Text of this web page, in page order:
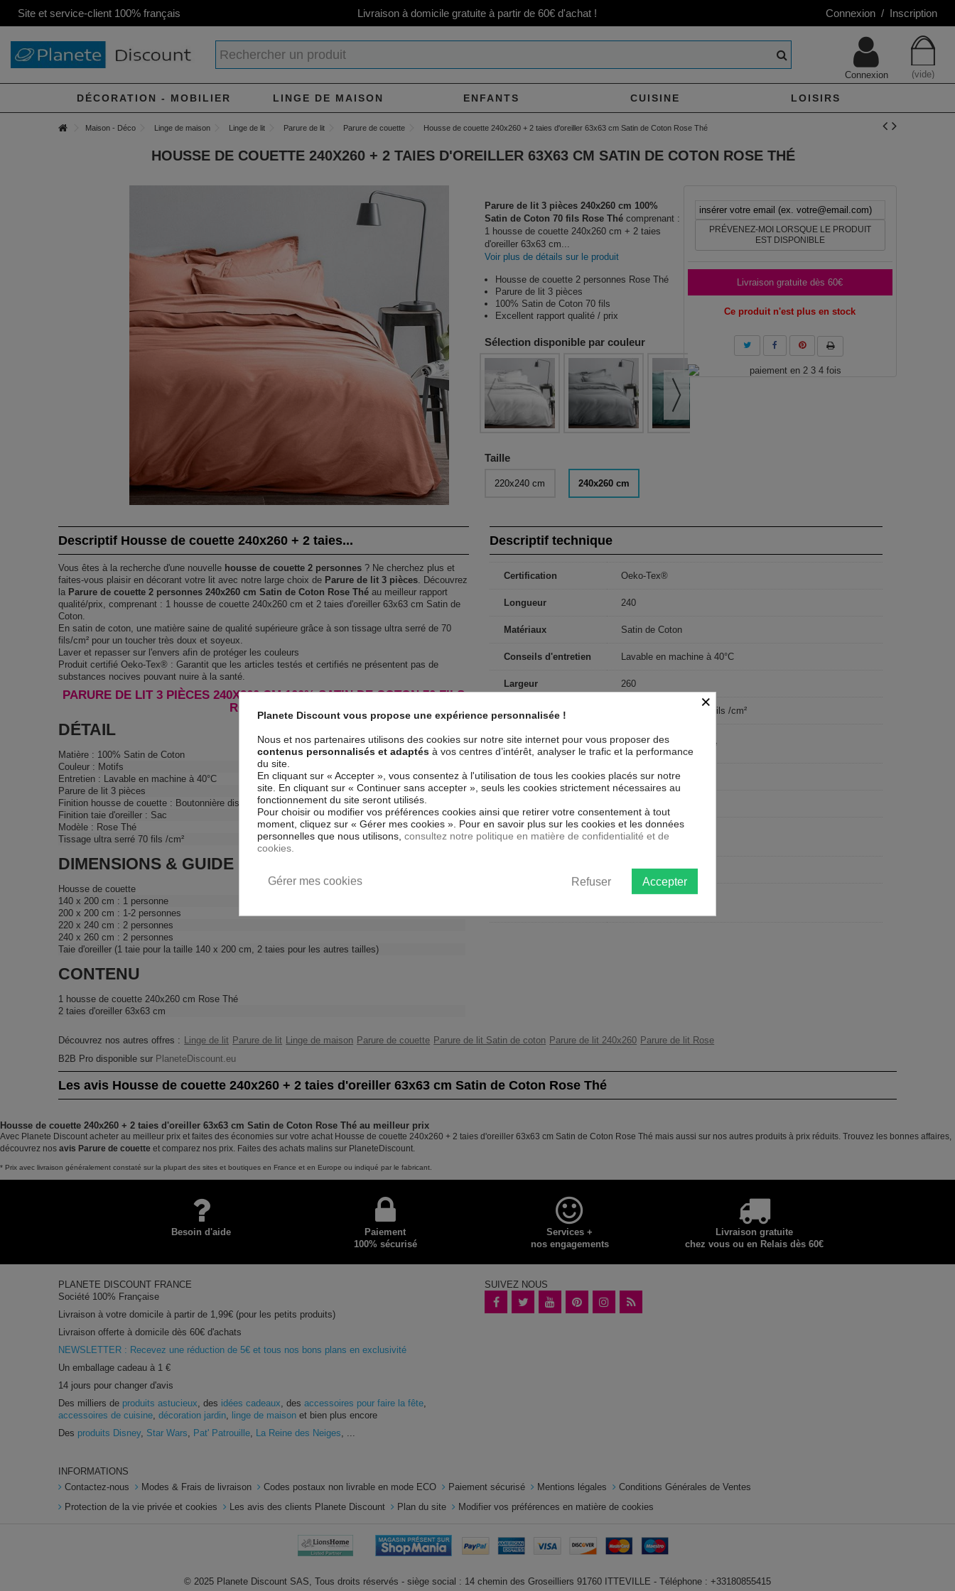
Site et service-client 100% français Livraison à domicile gratuite à partir de 60€ d'achat ! Connexion / Inscription
(vide)
Connexion
DÉCORATION - MOBILIER LINGE DE MAISON ENFANTS CUISINE LOISIRS
Maison - Déco Linge de maison Linge de lit Parure de lit Parure de couette Housse de couette 240x260 + 2 taies d'oreiller 63x63 cm Satin de Coton Rose Thé
HOUSSE DE COUETTE 240X260 + 2 TAIES D'OREILLER 63X63 CM SATIN DE COTON ROSE THÉ
Parure de lit 3 pièces 240x260 cm 100%
Satin de Coton 70 fils Rose Thé comprenant :
1 housse de couette 240x260 cm + 2 taies
d'oreiller 63x63 cm...
Voir plus de détails sur le produit
Housse de couette 2 personnes Rose Thé
Parure de lit 3 pièces
100% Satin de Coton 70 fils
Excellent rapport qualité / prix
Sélection disponible par couleur
Taille
220x240 cm 240x260 cm
PRÉVENEZ-MOI LORSQUE LE PRODUIT
EST DISPONIBLE
Livraison gratuite dès 60€
Ce produit n'est plus en stock
Descriptif Housse de couette 240x260 + 2 taies...
Vous êtes à la recherche d'une nouvelle housse de couette 2 personnes ? Ne cherchez plus et
faites-vous plaisir en décorant votre lit avec notre large choix de Parure de lit 3 pièces . Découvrez
la Parure de couette 2 personnes 240x260 cm Satin de Coton Rose Thé au meilleur rapport
qualité/prix, comprenant : 1 housse de couette 240x260 cm et 2 taies d'oreiller 63x63 cm Satin de
Coton.
En satin de coton, une matière saine de qualité supérieure grâce à son tissage ultra serré de 70
fils/cm² pour un toucher très doux et soyeux.
Laver et repasser sur l'envers afin de protéger les couleurs
Produit certifié Oeko-Tex® : Garantit que les articles testés et certifiés ne présentent pas de
substances nocives pouvant nuire à la santé.
PARURE DE LIT 3 PIÈCES 240X260 CM 100% SATIN DE COTON 70 FILS
ROSE THÉ !
DÉTAIL
Matière : 100% Satin de Coton
Couleur : Motifs
Entretien : Lavable en machine à 40°C
Parure de lit 3 pièces
Finition housse de couette : Boutonnière dissimulée
Finition taie d'oreiller : Sac
Modèle : Rose Thé
Tissage ultra serré 70 fils /cm²
DIMENSIONS & GUIDE
Housse de couette
140 x 200 cm : 1 personne
200 x 200 cm : 1-2 personnes
220 x 240 cm : 2 personnes
240 x 260 cm : 2 personnes
Taie d'oreiller (1 taie pour la taille 140 x 200 cm, 2 taies pour les autres tailles)
CONTENU
1 housse de couette 240x260 cm Rose Thé
2 taies d'oreiller 63x63 cm
Descriptif technique
Certification Oeko-Tex®
Longueur 240
Matériaux Satin de Coton
Conseils d'entretien Lavable en machine à 40°C
Largeur 260
Nombre de fils Tissage ultra serré 70 fils /cm²
Finition housse de
couette
Boutonnière dissimulée
Dimensions (cm) 240x260 cm
Finition taie
d'oreiller
Sac
Rectangulaire
Découvrez nos autres offres : Linge de lit Parure de lit Linge de maison Parure de couette Parure de lit Satin de coton Parure de lit 240x260 Parure de lit Rose
B2B Pro disponible sur PlaneteDiscount.eu
Les avis Housse de couette 240x260 + 2 taies d'oreiller 63x63 cm Satin de Coton Rose Thé
Housse de couette 240x260 + 2 taies d'oreiller 63x63 cm Satin de Coton Rose Thé au meilleur prix
Avec Planete Discount acheter au meilleur prix et faites des économies sur votre achat Housse de couette 240x260 + 2 taies d'oreiller 63x63 cm Satin de Coton Rose Thé mais aussi sur nos autres produits à prix réduits. Trouvez les bonnes affaires,
découvrez nos avis Parure de couette et comparez nos prix. Faites des achats malins sur PlaneteDiscount.
* Prix avec livraison généralement constaté sur la plupart des sites et boutiques en France et en Europe ou indiqué par le fabricant.
Besoin d'aide
Paiement
100% sécurisé
Services +
nos engagements
Livraison gratuite
chez vous ou en Relais dès 60€
PLANETE DISCOUNT FRANCE
Société 100% Française
Livraison à votre domicile à partir de 1,99€ (pour les petits produits)
Livraison offerte à domicile dès 60€ d'achats
NEWSLETTER : Recevez une réduction de 5€ et tous nos bons plans en exclusivité
Un emballage cadeau à 1 €
14 jours pour changer d'avis
Des milliers de produits astucieux , des idées cadeaux , desaccessoires pour faire la fête
accessoires de cuisine ,décoration jardin linge de maison et bien plus encore
Des produits Disney, Star Wars Pat' Patrouille La Reine des Neiges
SUIVEZ NOUS
INFORMATIONS
Contactez-nous
Modes & Frais de livraison Codes postaux non livrable en mode ECO Paiement sécurisé Mentions légales
Conditions Générales de Ventes
Protection de la vie privée et cookies
Les avis des clients Planete Discount Plan du site Modifier vos préférences en matière de cookies
© 2025 Planete Discount SAS, Tous droits réservés - siège social : 14 chemin des Groseilliers 91760 ITTEVILLE - Téléphone : +33180855415
×
Planete Discount vous propose une expérience personnalisée !
Nous et nos partenaires utilisons des cookies sur notre site internet pour vous proposer des
contenus personnalisés et adaptés à vos centres d’intérêt, analyser le trafic et la performance
du site.
En cliquant sur « Accepter », vous consentez à l'utilisation de tous les cookies placés sur notre
site. En cliquant sur « Continuer sans accepter », seuls les cookies strictement nécessaires au
fonctionnement du site seront utilisés.
Pour choisir ou modifier vos préférences cookies ainsi que retirer votre consentement à tout
moment, cliquez sur « Gérer mes cookies ». Pour en savoir plus sur les cookies et les données
personnelles que nous utilisons, consultez notre politique en matière de confidentialité et de
cookies.
Accepter
Refuser
Gérer mes cookies